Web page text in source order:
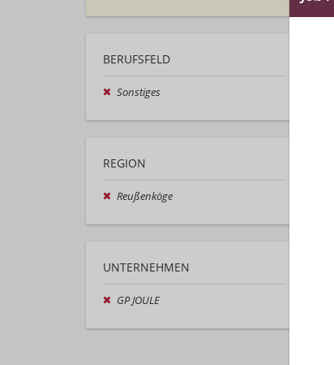
BERUFSFELD
Sonstiges
REGION
Reußenköge
UNTERNEHMEN
GP JOULE